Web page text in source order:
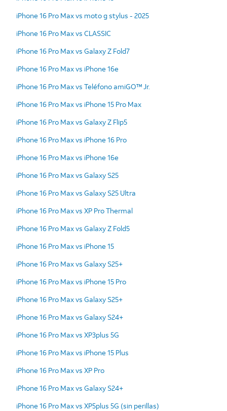
iPhone 16 Pro Max vs moto g stylus - 2025
iPhone 16 Pro Max vs CLASSIC
iPhone 16 Pro Max vs Galaxy Z Fold7
iPhone 16 Pro Max vs iPhone 16e
iPhone 16 Pro Max vs Teléfono amiGO™ Jr.
iPhone 16 Pro Max vs iPhone 15 Pro Max
iPhone 16 Pro Max vs Galaxy Z Flip5
iPhone 16 Pro Max vs iPhone 16 Pro
iPhone 16 Pro Max vs iPhone 16e
iPhone 16 Pro Max vs Galaxy S25
iPhone 16 Pro Max vs Galaxy S25 Ultra
iPhone 16 Pro Max vs XP Pro Thermal
iPhone 16 Pro Max vs Galaxy Z Fold5
iPhone 16 Pro Max vs iPhone 15
iPhone 16 Pro Max vs Galaxy S25+
iPhone 16 Pro Max vs iPhone 15 Pro
iPhone 16 Pro Max vs Galaxy S25+
iPhone 16 Pro Max vs Galaxy S24+
iPhone 16 Pro Max vs XP3plus 5G
iPhone 16 Pro Max vs iPhone 15 Plus
iPhone 16 Pro Max vs XP Pro
iPhone 16 Pro Max vs Galaxy S24+
iPhone 16 Pro Max vs XP5plus 5G (sin perillas)